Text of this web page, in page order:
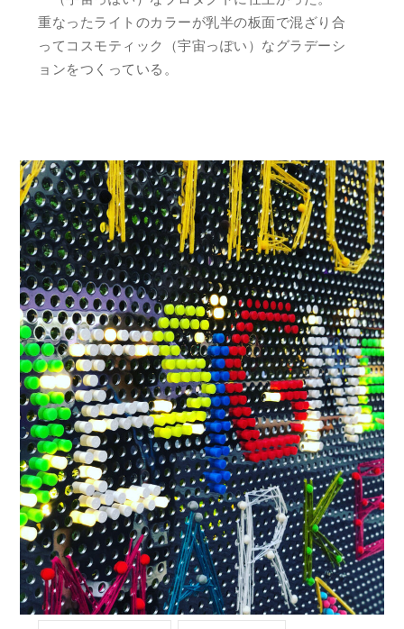
重なったライトのカラーが乳半の板面で混ざり合
ってコスモティック（宇宙っぽい）なグラデーシ
ョンをつくっている。